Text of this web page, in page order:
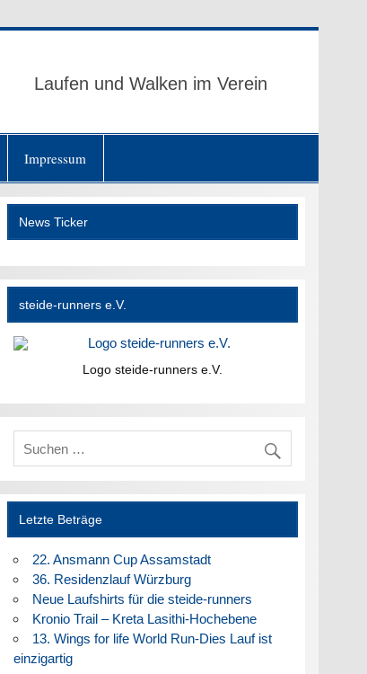
Laufen und Walken im Verein
Impressum
News Ticker
steide-runners e.V.
Logo steide-runners e.V.
Letzte Beträge
22. Ansmann Cup Assamstadt
36. Residenzlauf Würzburg
Neue Laufshirts für die steide-runners
Kronio Trail – Kreta Lasithi-Hochebene
13. Wings for life World Run-Dies Lauf ist
einzigartig